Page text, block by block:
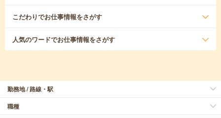
こだわりでお仕事情報をさがす
人気のワードでお仕事情報をさがす
勤務地 / 路線・駅
職種